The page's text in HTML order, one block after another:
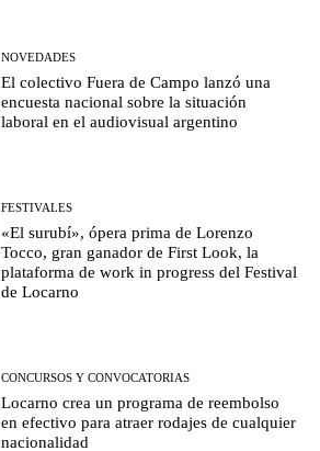
NOVEDADES
El colectivo Fuera de Campo lanzó una
encuesta nacional sobre la situación
laboral en el audiovisual argentino
FESTIVALES
«El surubí», ópera prima de Lorenzo
Tocco, gran ganador de First Look, la
plataforma de work in progress del Festival
de Locarno
CONCURSOS Y CONVOCATORIAS
Locarno crea un programa de reembolso
en efectivo para atraer rodajes de cualquier
nacionalidad